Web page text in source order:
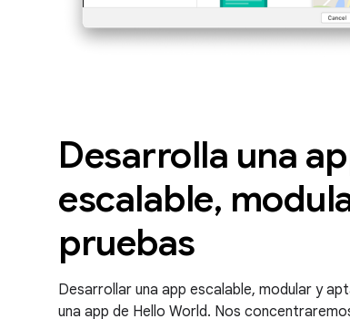
Desarrolla una
escalable,
pruebas
Desarrollar una app escalable, modular y
una app de Hello World. Nos